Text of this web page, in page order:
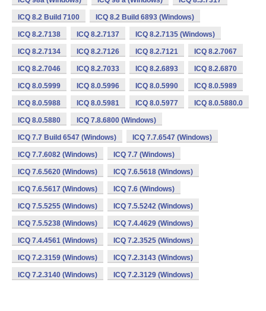
ICQ 8.2 Build 7100 ICQ 8.2 Build 6893 (Windows)
ICQ 8.2.7138 ICQ 8.2.7137 ICQ 8.2.7135 (Windows)
ICQ 8.2.7134 ICQ 8.2.7126 ICQ 8.2.7121 ICQ 8.2.7067
ICQ 8.2.7046 ICQ 8.2.7033 ICQ 8.2.6893 ICQ 8.2.6870
ICQ 8.0.5999 ICQ 8.0.5996 ICQ 8.0.5990 ICQ 8.0.5989
ICQ 8.0.5988 ICQ 8.0.5981 ICQ 8.0.5977 ICQ 8.0.5880.0
ICQ 8.0.5880 ICQ 7.8.6800 (Windows)
ICQ 7.7 Build 6547 (Windows) ICQ 7.7.6547 (Windows)
ICQ 7.7.6082 (Windows) ICQ 7.7 (Windows)
ICQ 7.6.5620 (Windows) ICQ 7.6.5618 (Windows)
ICQ 7.6.5617 (Windows) ICQ 7.6 (Windows)
ICQ 7.5.5255 (Windows) ICQ 7.5.5242 (Windows)
ICQ 7.5.5238 (Windows) ICQ 7.4.4629 (Windows)
ICQ 7.4.4561 (Windows) ICQ 7.2.3525 (Windows)
ICQ 7.2.3159 (Windows) ICQ 7.2.3143 (Windows)
ICQ 7.2.3140 (Windows) ICQ 7.2.3129 (Windows)